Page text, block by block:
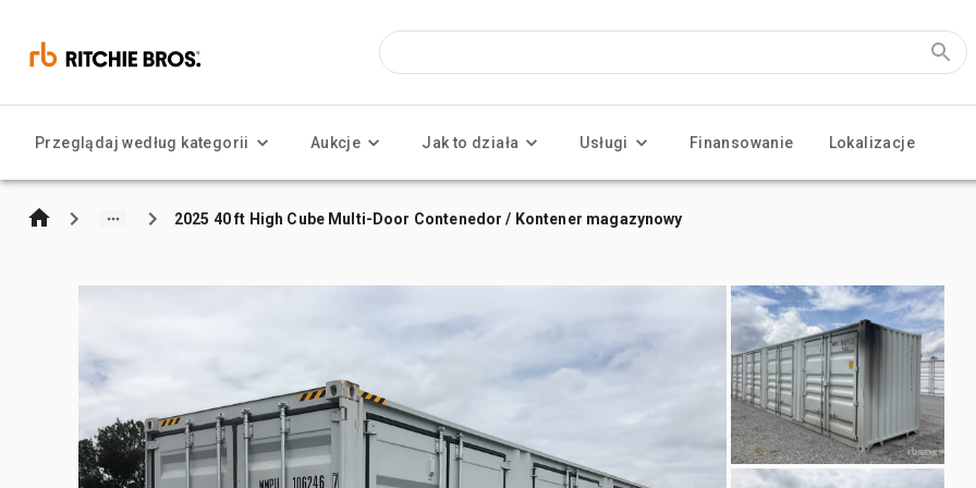
Przeglądaj według kategorii Aukcje Jak to działa Usługi Finansowanie Lokalizacje
2025 40 ft High Cube Multi-Door Contenedor / Kontener magazynowy